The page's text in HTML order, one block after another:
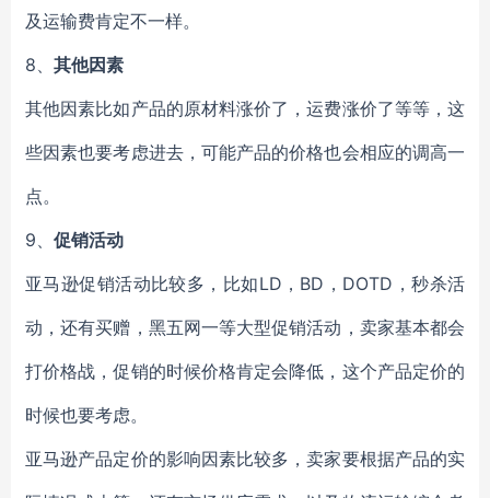
及运输费肯定不一样。
8、 其他因素
其他因素比如产品的原材料涨价了，运费涨价了等等，这
些因素也要考虑进去，可能产品的价格也会相应的调高一
点。
9、 促销活动
亚马逊促销活动比较多，比如LD，BD，DOTD，秒杀活
动，还有买赠，黑五网一等大型促销活动，卖家基本都会
打价格战，促销的时候价格肯定会降低，这个产品定价的
时候也要考虑。
亚马逊产品定价的影响因素比较多，卖家要根据产品的实